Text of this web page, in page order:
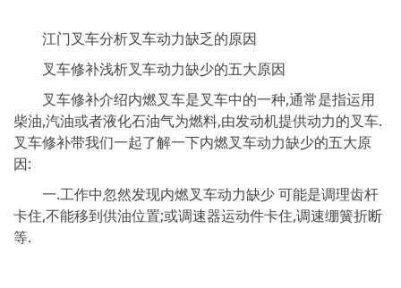
江门叉车分析叉车动力缺乏的原因
叉车修补浅析叉车动力缺少的五大原因
叉车修补介绍内燃叉车是叉车中的一种,通常是指运用
柴油,汽油或者液化石油气为燃料,由发动机提供动力的叉车.
叉车修补带我们一起了解一下内燃叉车动力缺少的五大原
因:
一.工作中忽然发现内燃叉车动力缺少 可能是调理齿杆
卡住,不能移到供油位置;或调速器运动件卡住,调速绷簧折断
等.